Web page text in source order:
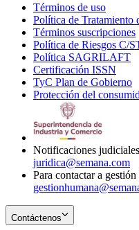
Términos de uso
in
new
Política de Tratamiento
Términos suscripciones
Política de Riesgos C/
Política SAGRILAFT
Certificación ISSN
in
new
TyC Plan de Gobierno
in
Protección del
Notificaciones judiciales
juridica@semana.com
Para contactar a gestión
Contáctenos